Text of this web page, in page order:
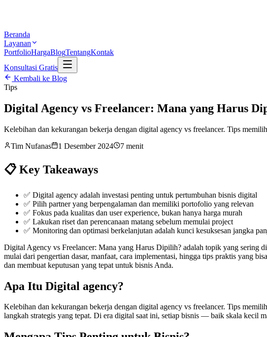
Beranda
Layanan
PortfolioHargaBlogTentangKontak
Konsultasi Gratis
Kembali ke Blog
Tips
Digital Agency vs Freelancer: Mana yang Harus
Kelebihan dan kekurangan bekerja dengan digital agency vs freelancer. Tips
Tim Nufanas
1 Desember 2024 7 menit
📋 Key Takeaways
✅ Digital agency adalah investasi penting untuk pertumbuhan bisnis digital
✅ Pilih partner yang berpengalaman dan memiliki portofolio yang relevan
✅ Fokus pada kualitas dan user experience, bukan hanya harga murah
✅ Lakukan riset dan perencanaan matang sebelum memulai project
✅ Monitoring dan optimasi berkelanjutan adalah kunci kesuksesan jangka
Digital Agency vs Freelancer: Mana yang Harus Dipilih? adalah topik yang sering
mulai dari pengertian dasar, manfaat, cara implementasi, hingga tips praktis yang
dan membuat keputusan yang tepat untuk bisnis Anda.
Apa Itu Digital agency?
Kelebihan dan kekurangan bekerja dengan digital agency vs freelancer. Tips
langkah strategis yang tepat. Di era digital saat ini, setiap bisnis — baik skala kecil